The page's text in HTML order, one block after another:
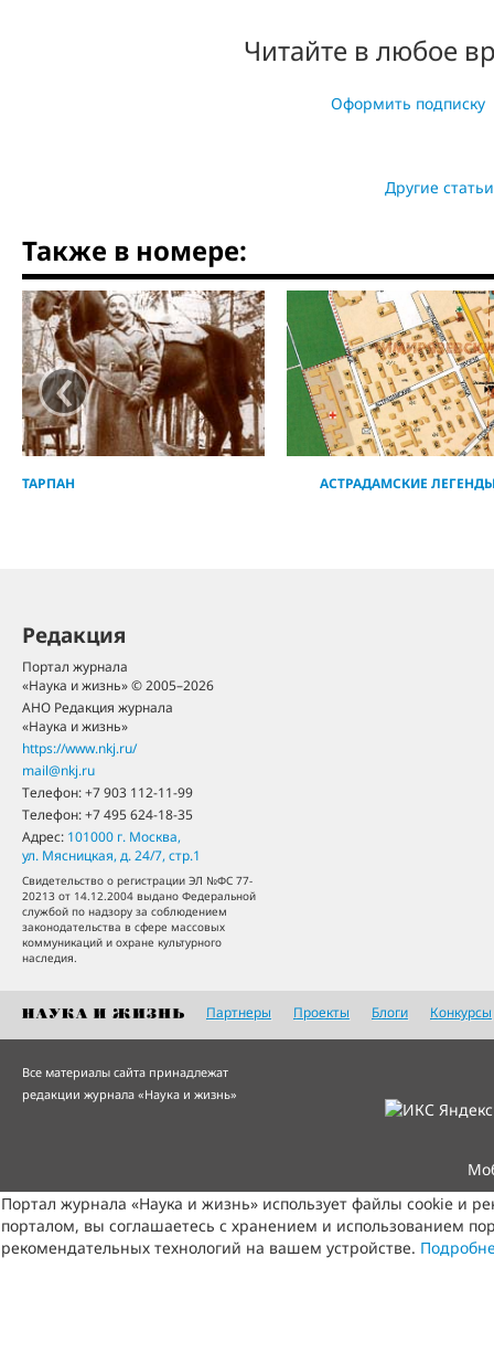
Читайте в любое
Оформить подписку
Другие
Также в номере:
ТАРПАН АСТРАДАМСКИЕ
‹
Редакция
Портал журнала
«Наука и жизнь» © 2005–2026
АНО Редакция журнала
«Наука и жизнь»
https://www.nkj.ru/
mail@nkj.ru
Телефон:+7 903 112-11-99
Телефон:+7 495 624-18-35
Адрес: 101000 г. Москва,
ул. Мясницкая, д. 24/7, стр.1
Свидетельство о регистрации ЭЛ №ФС 77-
20213 от 14.12.2004 выдано Федеральной
службой по надзору за соблюдением
законодательства в сфере массовых
коммуникаций и охране культурного
наследия.
Партнеры Проекты Блоги Конкурсы
Все материалы сайта принадлежат
редакции журнала «Наука и жизнь»
Портал журнала «Наука и жизнь» использует файлы cookie и
порталом, вы соглашаетесь с хранением и использованием
рекомендательных технологий на вашем устройстве.